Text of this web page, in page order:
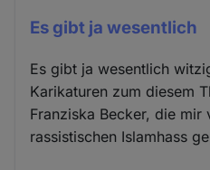
Es gibt ja wesentlich
Es gibt ja wesentlich
Karikaturen zum diesem
Franziska Becker, die mir
rassistischen Islamhass